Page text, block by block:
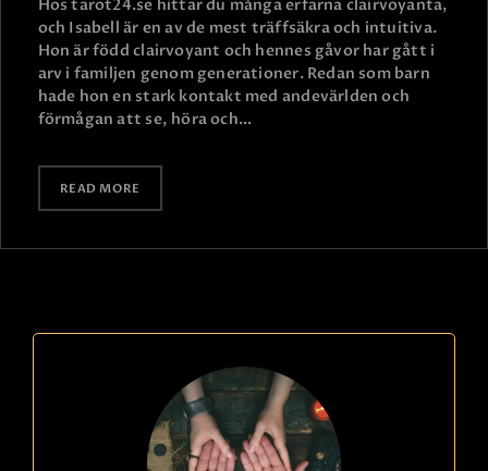
Hos tarot24.se hittar du många erfarna clairvoyanta,
och Isabell är en av de mest träffsäkra och intuitiva.
Hon är född clairvoyant och hennes gåvor har gått i
arv i familjen genom generationer. Redan som barn
hade hon en stark kontakt med andevärlden och
förmågan att se, höra och…
READ MORE